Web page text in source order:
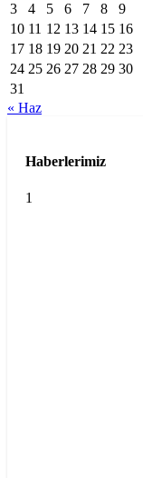
3 4 5 6 7 8
9
10 11 12 13 14 15 16
17 18 19 20 21 22 23
24 25 26 27 28 29 30
31
« Haz
Haberlerimiz
1